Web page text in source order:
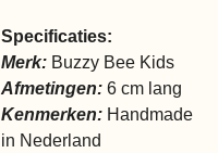
Specificaties:
Merk: Buzzy Bee Kids
Afmetingen: 6 cm lang
Kenmerken: Handmade
in Nederland